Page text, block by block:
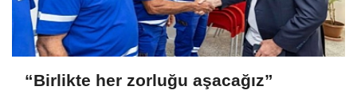
“Birlikte her zorluğu aşacağız”